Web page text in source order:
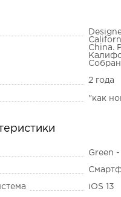
China.
2 года
"как
Green
iOS 13